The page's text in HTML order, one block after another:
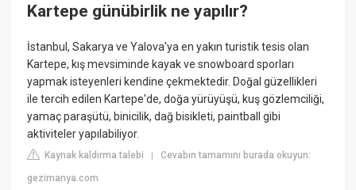
Kartepe günübirlik ne yapılır?
İstanbul, Sakarya ve Yalova'ya en yakın turistik tesis olan
Kartepe, kış mevsiminde kayak ve snowboard sporları
yapmak isteyenleri kendine çekmektedir. Doğal güzellikleri
ile tercih edilen Kartepe'de, doğa yürüyüşü, kuş gözlemciliği,
yamaç paraşütü, binicilik, dağ bisikleti, paintball gibi
aktiviteler yapılabiliyor.
Kaynak kaldırma talebi |Cevabın tamamını burada okuyun:
gezimanya.com